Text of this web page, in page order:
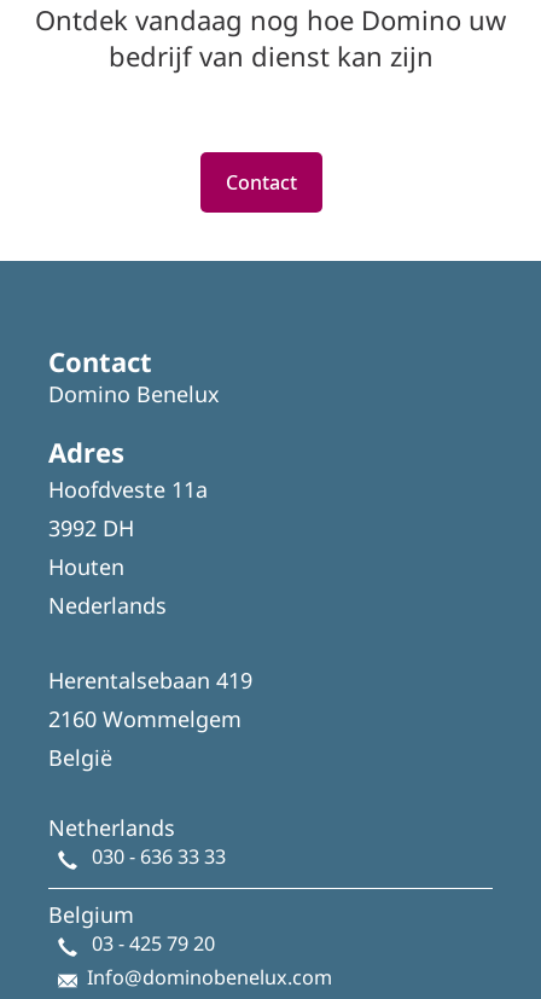
Ontdek vandaag nog hoe Domino uw
bedrijf van dienst kan zijn
Contact
Contact
Domino Benelux
Adres
Hoofdveste 11a
3992 DH
Houten
Nederlands
Herentalsebaan 419
2160 Wommelgem
België
Netherlands
030 - 636 33 33
Belgium
03 - 425 79 20
Info@dominobenelux.com